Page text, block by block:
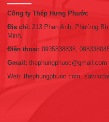
Công ty Thép Hưng Phước
Địa chỉ: 213 Phan Anh, Phường
Minh.
Điện thoại: 0935838838,
Gmail: thephungphuoc@gmail.com
Web: thephungphuoc.com,